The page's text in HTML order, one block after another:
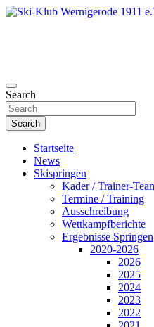
Skip
Ski-Klub
Search
Search
Startseite
News
Skispringen
Kader / Trainer-
Termine / Training
Ausschreibung
Wettkampfberichte
Ergebnisse Springen
2020-2026
2026
2025
2024
2023
2022